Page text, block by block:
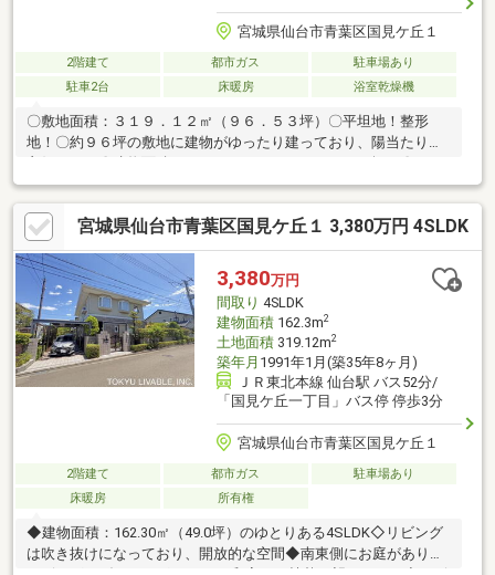
宮城県仙台市青葉区国見ケ丘１
2階建て 都市ガス
駐車場あり
駐車2台
床暖房 浴室乾燥機
〇敷地面積：３１９．１２㎡（９６．５３坪）〇平坦地！整形
地！〇約９６坪の敷地に建物がゆったり建っており、陽当たりは
ＤＫ＋納戸〇ＬＤ合計約２２．０帖の広々としたスペースで、
リビング部分は、開放的な吹抜となっています。〇心と体をリフ
レッシュするサウナ付〇リビング、ダイニング、キッチン、洗面
室に床暖房が備わっています。〇突然の雨も安心なインナーバル
コニーになっています。
宮城県仙台市青葉区国見ケ丘１ 3,380万円 4SLDK
3,380万円
間取り 4SLDK
建物面積162.3m2
土地面積319.12m2
築年月 1991年1月(築35年8ヶ月)
ＪＲ東北本線 仙台駅 バス52分/
「国見ケ丘一丁目」バス停 停歩3分
宮城県仙台市青葉区国見ケ丘１
2階建て 都市ガス
駐車場あり
床暖房
所有権
◆建物面積：162.30㎡（49.0坪）のゆとりある4SLDK◇リビング
は吹き抜けになっており、開放的な空間◆南東側にお庭があり、